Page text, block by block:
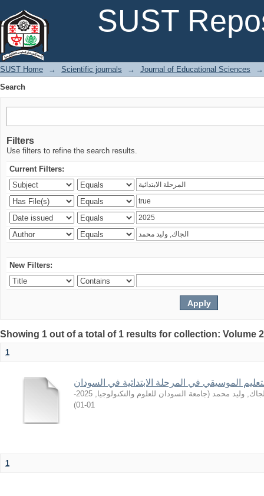
SUST
SUST Home → Scientific journals → Journal of Educational Sciences
→
Search
Filters
Use filters to refine the search results.
Current Filters:
New Filters:
Showing 1 out of a total of 1 results for collection: Volume
1
الموسيقي في المرحلة الابتدائية في السودان
وليد محمد (جامعة السودان للعلوم والتكنولوجيا,
2025-
01-01
)
1